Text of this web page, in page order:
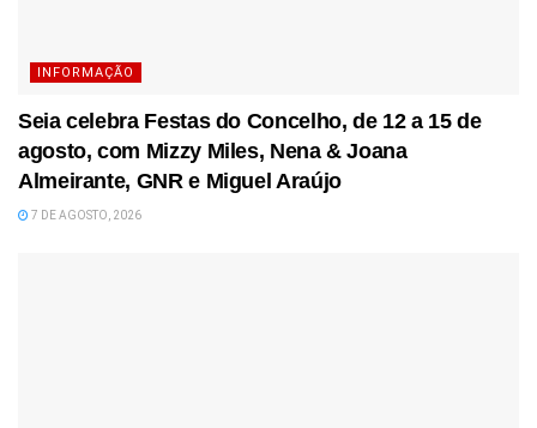
INFORMAÇÃO
Seia celebra Festas do Concelho, de 12 a 15 de
agosto, com Mizzy Miles, Nena & Joana
Almeirante, GNR e Miguel Araújo
7 DE AGOSTO, 2026